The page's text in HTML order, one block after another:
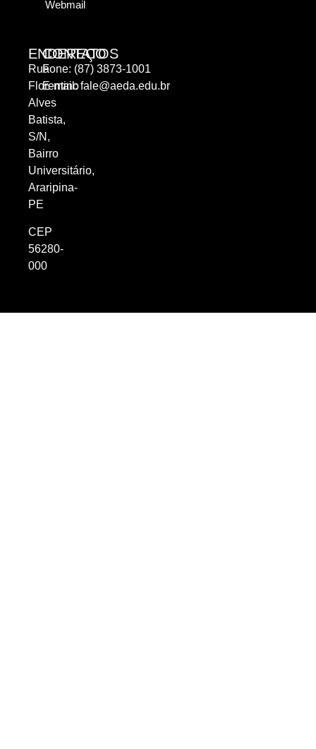
ENDEREÇO
Rua
Florentino
Alves
Batista,
S/N,
Bairro
Universitário,
Araripina-
PE
CEP
56280-
000
CONTATOS
Fone: (87) 3873-1001
E-mail:fale@aeda.edu.br
Webmail